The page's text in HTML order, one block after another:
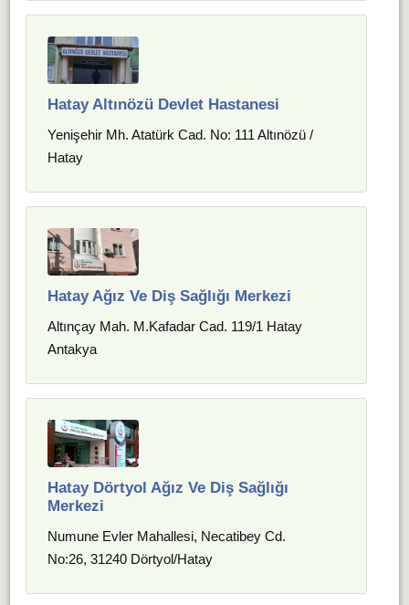
Hatay Altınözü Devlet Hastanesi
Yenişehir Mh. Atatürk Cad. No: 111 Altınözü /
Hatay
Hatay Ağız Ve Diş Sağlığı Merkezi
Altınçay Mah. M.Kafadar Cad. 119/1 Hatay
Antakya
Hatay Dörtyol Ağız Ve Diş Sağlığı
Merkezi
Numune Evler Mahallesi, Necatibey Cd.
No:26, 31240 Dörtyol/Hatay